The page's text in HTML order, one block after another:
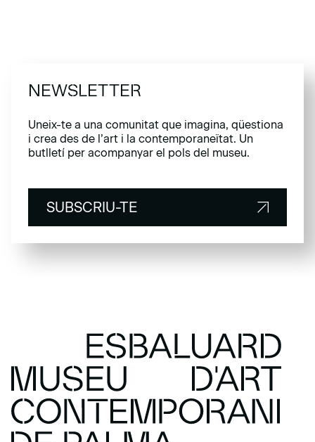
NEWSLETTER
Uneix-te a una comunitat que imagina, qüestiona
i crea des de l’art i la contemporaneïtat. Un
butlletí per acompanyar el pols del museu.
SUBSCRIU-TE
SUBSCRIU-TE